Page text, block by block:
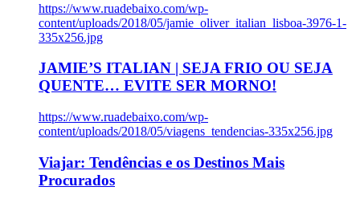
https://www.ruadebaixo.com/wp-
content/uploads/2018/05/jamie_oliver_italian_lisboa-3976-1-
335x256.jpg
JAMIE’S ITALIAN | SEJA FRIO OU SEJA
QUENTE… EVITE SER MORNO!
https://www.ruadebaixo.com/wp-
content/uploads/2018/05/viagens_tendencias-335x256.jpg
Viajar: Tendências e os Destinos Mais
Procurados